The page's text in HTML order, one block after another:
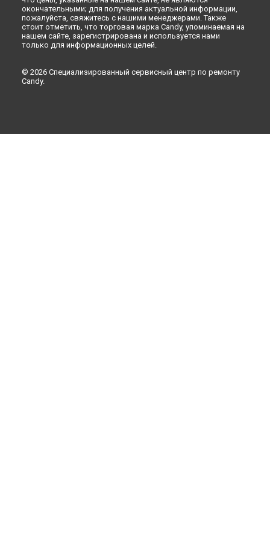
окончательными; для получения актуальной информации,
пожалуйста, свяжитесь с нашими менеджерами. Также
стоит отметить, что торговая марка Candy, упоминаемая на
нашем сайте, зарегистрирована и используется нами
только для информационных целей.
© 2026 Специализированный сервисный центр по ремонту
Candy.